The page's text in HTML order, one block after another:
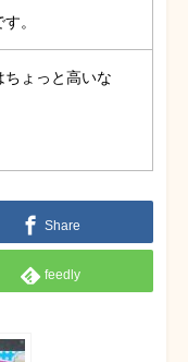
。
ょっと高いな
Share
feedly